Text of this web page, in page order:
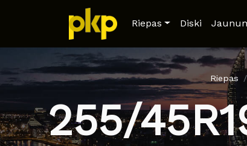
Riepas Diski
Riepas
255/